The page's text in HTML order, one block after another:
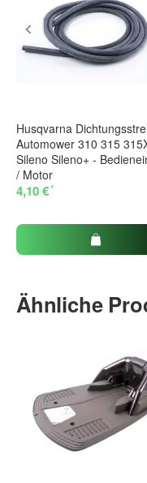
Husqvarna
Automower 310 315
Sileno Sileno+ -
/ Motor
4,10 €*
Ähnliche